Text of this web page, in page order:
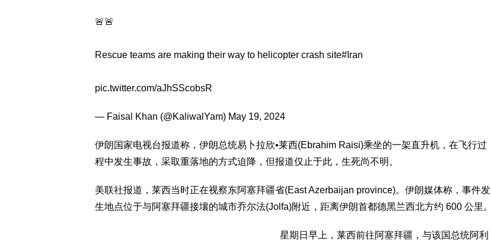
🚨🚨
Rescue teams are making their way to helicopter crash site#Iran
pic.twitter.com/aJhSScobsR
— Faisal Khan (@KaliwalYam) May 19, 2024
伊朗国家电视台报道称，伊朗总统易卜拉欣•莱西(Ebrahim Raisi)乘坐的一架直升机，在飞行过
程中发生事故，采取重落地的方式迫降，但报道仅止于此，生死尚不明。
美联社报道，莱西当时正在视察东阿塞拜疆省(East Azerbaijan province)。伊朗媒体称，事件发
生地点位于与阿塞拜疆接壤的城市乔尔法(Jolfa)附近，距离伊朗首都德黑兰西北方约 600 公里。
星期日早上，莱西前往阿塞拜疆，与该国总统阿利